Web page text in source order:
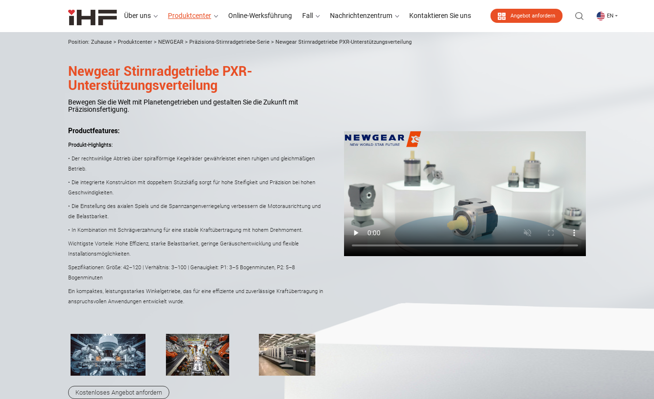
EN
Angebot anfordern
Über uns Produktcenter Online-Werksführung Fall Nachrichtenzentrum Kontaktieren Sie uns
Position: Zuhause > Produktcenter > NEWGEAR > Präzisions-Stirnradgetriebe-Serie > Newgear Stirnradgetriebe PXR-Unterstützungsverteilung
Newgear Stirnradgetriebe PXR-
Unterstützungsverteilung
Bewegen Sie die Welt mit Planetengetrieben und gestalten Sie die Zukunft mit
Präzisionsfertigung.
Productfeatures:
Produkt-Highlights:
• Der rechtwinklige Abtrieb über spiralförmige Kegelräder gewährleistet einen ruhigen und gleichmäßigen
Betrieb.
• Die integrierte Konstruktion mit doppeltem Stützkäfig sorgt für hohe Steifigkeit und Präzision bei hohen
Geschwindigkeiten.
• Die Einstellung des axialen Spiels und die Spannzangenverriegelung verbessern die Motorausrichtung und
die Belastbarkeit.
• In Kombination mit Schrägverzahnung für eine stabile Kraftübertragung mit hohem Drehmoment.
Wichtigste Vorteile: Hohe Effizienz, starke Belastbarkeit, geringe Geräuschentwicklung und flexible
Installationsmöglichkeiten.
Spezifikationen: Größe: 42–120 | Verhältnis: 3–100 | Genauigkeit: P1: 3–5 Bogenminuten, P2: 5–8
Bogenminuten
Ein kompaktes, leistungsstarkes Winkelgetriebe, das für eine effiziente und zuverlässige Kraftübertragung in
anspruchsvollen Anwendungen entwickelt wurde.
Kostenloses Angebot anfordern